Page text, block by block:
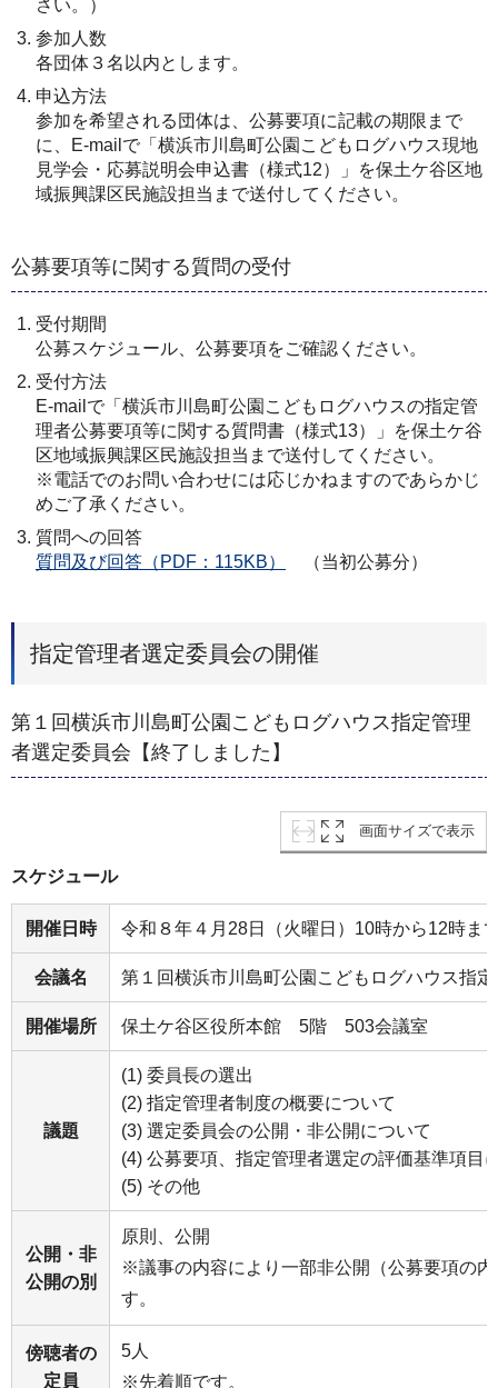
さい。）
参加人数
各団体３名以内とします。
申込方法
参加を希望される団体は、公募要項に記載の期限まで
に、E-mailで「横浜市川島町公園こどもログハウス現地
見学会・応募説明会申込書（様式12）」を保土ケ谷区地
域振興課区民施設担当まで送付してください。
公募要項等に関する質問の受付
受付期間
公募スケジュール、公募要項をご確認ください。
受付方法
E-mailで「横浜市川島町公園こどもログハウスの指定管
理者公募要項等に関する質問書（様式13）」を保土ケ谷
区地域振興課区民施設担当まで送付してください。
※電話でのお問い合わせには応じかねますのであらかじ
めご了承ください。
質問への回答
質問及び回答（PDF：115KB）
（当初公募分）
指定管理者選定委員会の開催
第１回横浜市川島町公園こどもログハウス指定管理
者選定委員会【終了しました】
画面サイズで表示
スケジュール
開催日時 令和８年４月28日（火曜日）10時から12時ま
会議名 第１回横浜市川島町公園こどもログハウス指
開催場所 保土ケ谷区役所本館 5階 503会議室
議題
(1) 委員長の選出
(2) 指定管理者制度の概要について
(3) 選定委員会の公開・非公開について
(4) 公募要項、指定管理者選定の評価基準項目
(5) その他
公開・非
公開の別
原則、公開
※議事の内容により一部非公開（公募要項の
す。
傍聴者の
定員
5人
※先着順です。